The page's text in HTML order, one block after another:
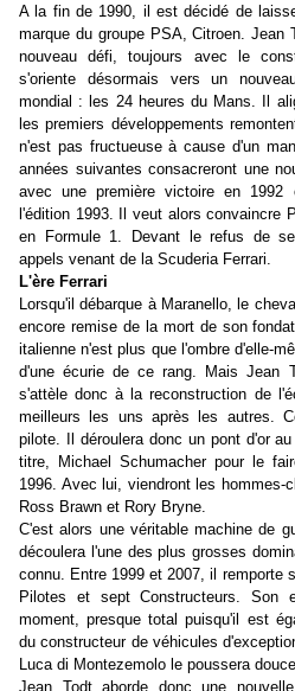
A la fin de 1990, il est décidé de
marque du groupe PSA, Citroen. Jean
nouveau défi, toujours avec le
s'oriente désormais vers un
mondial : les 24 heures du Mans. Il
les premiers développements
n'est pas fructueuse à cause d'un
années suivantes consacreront une
avec une première victoire en
l'édition 1993. Il veut alors convaincre
en Formule 1. Devant le refus de
appels venant de la Scuderia Ferrari.
L'ère Ferrari
Lorsqu'il débarque à Maranello, le
encore remise de la mort de son
italienne n'est plus que l'ombre d'elle-
d'une écurie de ce rang. Mais Jean
s'attèle donc à la reconstruction de
meilleurs les uns après les autres.
pilote. Il déroulera donc un pont d'or
titre, Michael Schumacher pour le
1996. Avec lui, viendront les hommes-
Ross Brawn et Rory Bryne.
C'est alors une véritable machine de
découlera l'une des plus grosses
connu. Entre 1999 et 2007, il remporte
Pilotes et sept Constructeurs. Son
moment, presque total puisqu'il est
du constructeur de véhicules
Luca di Montezemolo le poussera
Jean Todt aborde donc une